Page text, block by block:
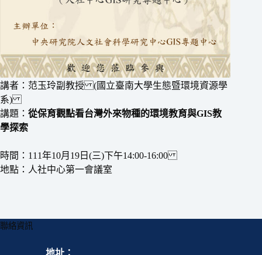
講者：范玉玲副教授 (國立臺南大學生態暨環境資源學
系)
講題： 從保育觀點看台灣外來物種的環境教育與GIS教
學探索
時間：111年10月19日(三)下午14:00-16:00
地點：人社中心第一會議室
聯絡資訊
地址：